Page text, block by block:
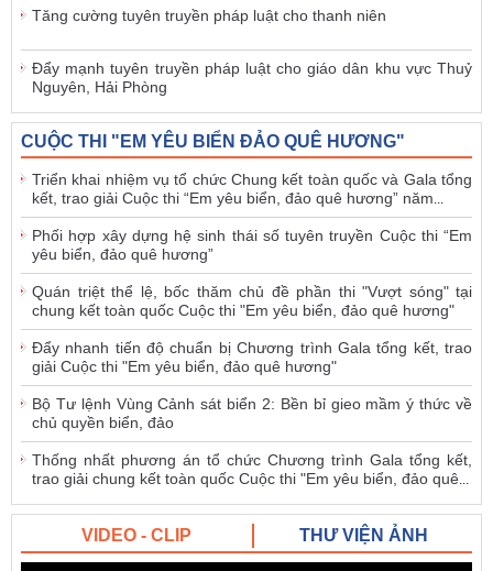
Tăng cường tuyên truyền pháp luật cho thanh niên
Đẩy mạnh tuyên truyền pháp luật cho giáo dân khu vực Thuỷ
Nguyên, Hải Phòng
CUỘC THI "EM YÊU BIỂN ĐẢO QUÊ HƯƠNG"
Triển khai nhiệm vụ tổ chức Chung kết toàn quốc và Gala tổng
kết, trao giải Cuộc thi “Em yêu biển, đảo quê hương” năm...
Phối hợp xây dựng hệ sinh thái số tuyên truyền Cuộc thi “Em
yêu biển, đảo quê hương”
Quán triệt thể lệ, bốc thăm chủ đề phần thi "Vượt sóng" tại
chung kết toàn quốc Cuộc thi "Em yêu biển, đảo quê hương"
Đẩy nhanh tiến độ chuẩn bị Chương trình Gala tổng kết, trao
giải Cuộc thi "Em yêu biển, đảo quê hương"
Bộ Tư lệnh Vùng Cảnh sát biển 2: Bền bỉ gieo mầm ý thức về
chủ quyền biển, đảo
Thống nhất phương án tổ chức Chương trình Gala tổng kết,
trao giải chung kết toàn quốc Cuộc thi "Em yêu biển, đảo quê...
VIDEO - CLIP THƯ VIỆN ẢNH